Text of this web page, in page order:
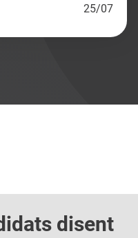
25/07
disent